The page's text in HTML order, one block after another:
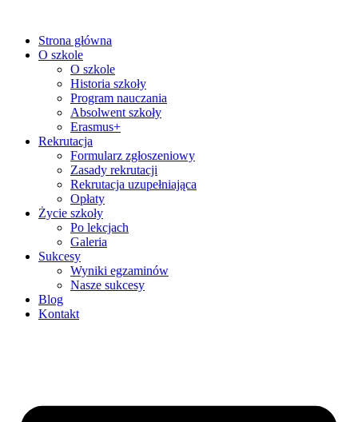
Strona główna
O szkole
O szkole
Historia szkoły
Program nauczania
Absolwent szkoły
Erasmus+
Rekrutacja
Formularz zgłoszeniowy
Zasady rekrutacji
Rekrutacja uzupełniająca
Opłaty
Życie szkoły
Po lekcjach
Galeria
Sukcesy
Wyniki egzaminów
Nasze sukcesy
Blog
Kontakt